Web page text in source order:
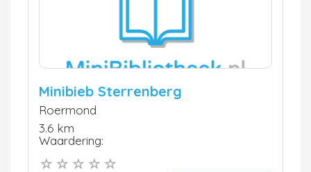
Minibieb Sterrenberg
Roermond
3.6 km
Waardering: